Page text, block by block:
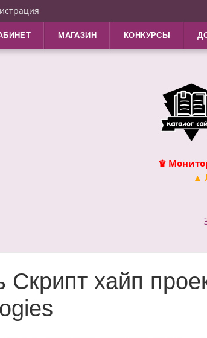
МАГАЗИН КОНКУРСЫ
♛
▲
Скрипт хайп